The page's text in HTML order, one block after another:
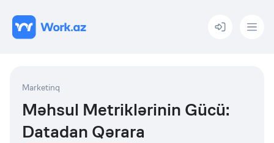
Menu
Marketinq
Məhsul Metriklərinin Gücü:
Datadan Qərara